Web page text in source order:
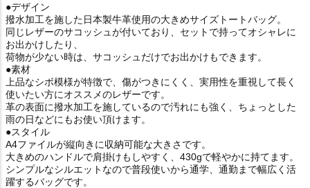
●デザイン
撥水加工を施した日本製牛革使用の大きめサイズトートバッグ。
同じレザーのサコッシュが付いており、セットで持ってオシャレに
お出かけしたり、
荷物が少ない時は、サコッシュだけでお出かけもできます。
●素材
上品なシボ模様が特徴で、傷がつきにくく、実用性を重視して長く
使いたい方にオススメのレザーです。
革の表面に撥水加工を施しているので汚れにも強く、ちょっとした
雨の日などにもお使い頂けます。
●スタイル
A4ファイルが縦向きに収納可能な大きさです。
大きめのハンドルで肩掛けもしやすく、430gで軽やかに持てます。
シンプルなシルエットなので普段使いから通学、通勤まで幅広く活
躍するバッグです。